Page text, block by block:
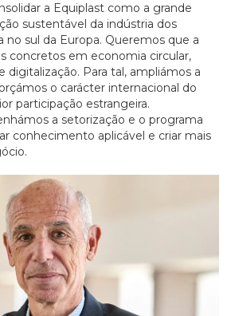
a Equiplast como a grande
sustentável da indústria dos
no sul da Europa. Queremos que a
concretos em economia circular,
digitalização. Para tal, ampliámos a
o carácter internacional do
participação estrangeira.
a setorização e o programa
conhecimento aplicável e criar mais